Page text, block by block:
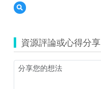
預
覽
與
人
文
玩
資源評論或心得分享